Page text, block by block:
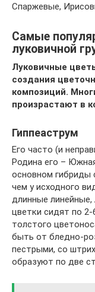
Спаржевые,
Самые
луковичной
Луковичные
создания
композиций.
произрастают в
Гиппеаструм
Его часто (и
Родина его –
основном гибриды
чем у исходного
длинные линейные,
цветки сидят по
толстого
быть от бледно-
пестрыми, со
образуют по две